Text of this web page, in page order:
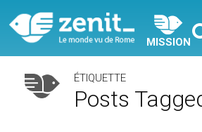
MISSION
ÉTIQUETTE
Posts